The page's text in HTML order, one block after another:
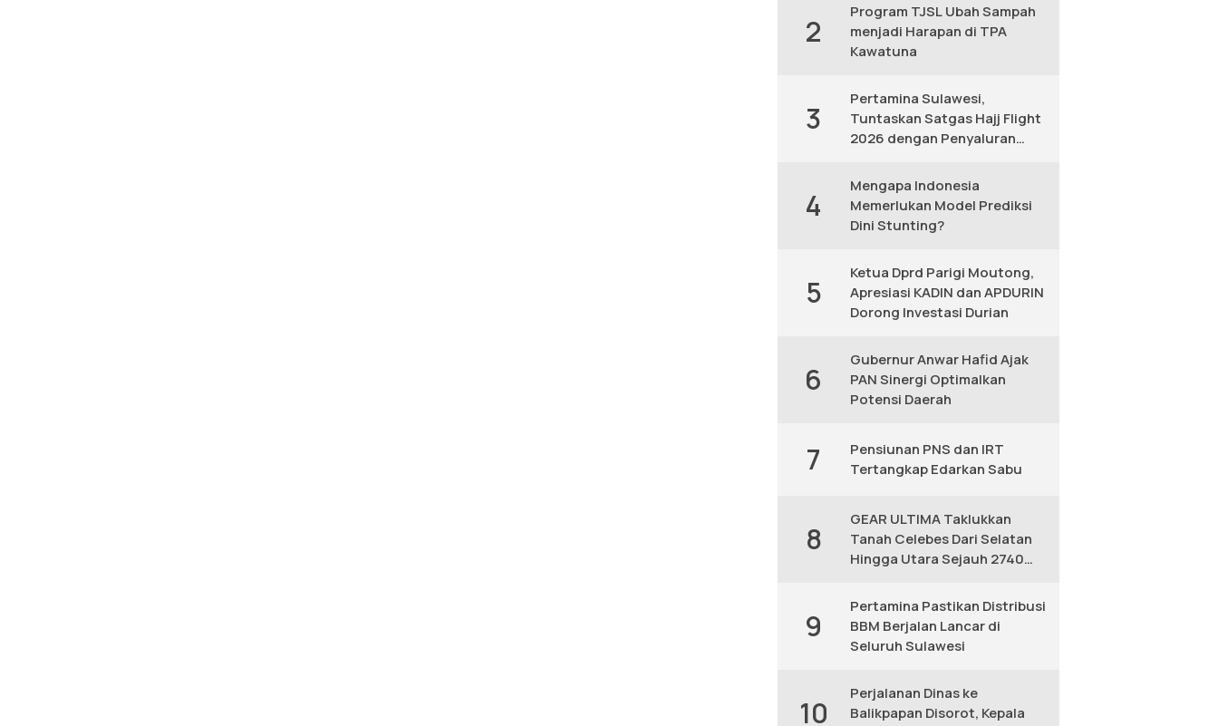
2
Program TJSL Ubah Sampah
menjadi Harapan di TPA
Kawatuna
3
Pertamina Sulawesi,
Tuntaskan Satgas Hajj Flight
2026 dengan Penyaluran
4
Mengapa Indonesia
Memerlukan Model Prediksi
Dini Stunting?
5
Ketua Dprd Parigi Moutong,
Apresiasi KADIN dan APDURIN
Dorong Investasi Durian
6
Gubernur Anwar Hafid Ajak
PAN Sinergi Optimalkan
Potensi Daerah
7
Pensiunan PNS dan IRT
Tertangkap Edarkan Sabu
8
GEAR ULTIMA Taklukkan
Tanah Celebes Dari Selatan
Hingga Utara Sejauh 2740
9
Pertamina Pastikan Distribusi
BBM Berjalan Lancar di
Seluruh Sulawesi
10
Perjalanan Dinas ke
Balikpapan Disorot, Kepala